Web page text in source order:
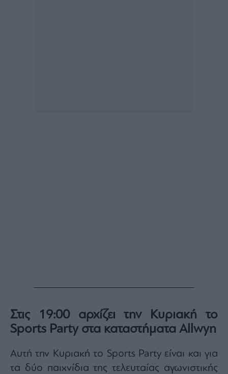
Content
&
Branded
Content
Monocle
Media
Στις 19:00 αρχίζει την Κυριακή το
Sports Party στα καταστήματα Allwyn
Αυτή την Κυριακή το Sports Party είναι και για
τα δύο παιχνίδια της τελευταίας αγωνιστικής